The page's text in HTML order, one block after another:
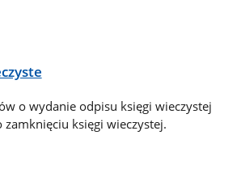
o wydanie odpisu księgi wieczystej
zamknięciu księgi wieczystej.